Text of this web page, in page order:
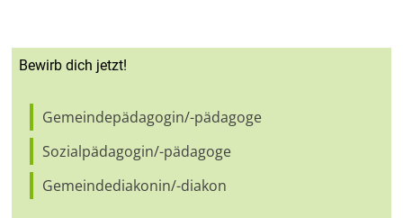
Bewirb dich jetzt!
Gemeindepädagogin/-pädagoge
Sozialpädagogin/-pädagoge
Gemeindediakonin/-diakon